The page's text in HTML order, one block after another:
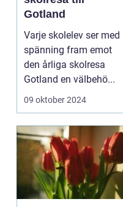
Gotland
Varje skolelev ser med
spänning fram emot
den årliga skolresa
Gotland en välbehö...
09 oktober 2024